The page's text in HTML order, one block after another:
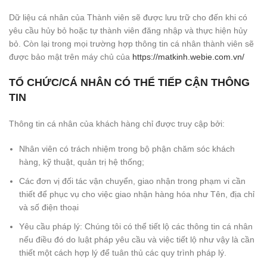
Dữ liệu cá nhân của Thành viên sẽ được lưu trữ cho đến khi có
yêu cầu hủy bỏ hoặc tự thành viên đăng nhập và thực hiện hủy
bỏ. Còn lại trong mọi trường hợp thông tin cá nhân thành viên sẽ
được bảo mật trên máy chủ của https://matkinh.webie.com.vn/
TỔ CHỨC/CÁ NHÂN CÓ THỂ TIẾP CẬN THÔNG
TIN
Thông tin cá nhân của khách hàng chỉ được truy cập bởi:
Nhân viên có trách nhiệm trong bộ phận chăm sóc khách
hàng, kỹ thuật, quản trị hệ thống;
Các đơn vị đối tác vận chuyển, giao nhận trong phạm vi cần
thiết để phục vụ cho việc giao nhận hàng hóa như Tên, địa chỉ
và số điện thoại
Yêu cầu pháp lý: Chúng tôi có thể tiết lộ các thông tin cá nhân
nếu điều đó do luật pháp yêu cầu và việc tiết lộ như vậy là cần
thiết một cách hợp lý để tuân thủ các quy trình pháp lý.